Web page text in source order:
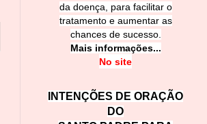
da doença, para facilitar o
tratamento e aumentar as
chances de sucesso.
Mais informações...
No site
INTENÇÕES DE ORAÇÃO
DO